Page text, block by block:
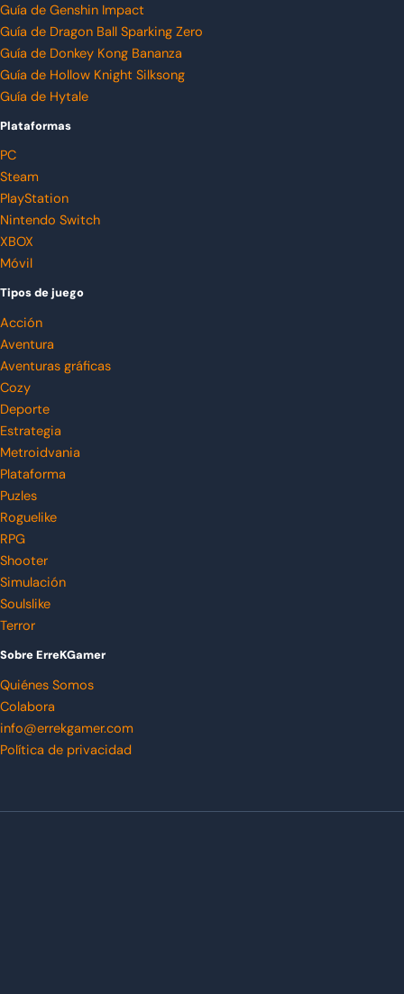
Guía de Genshin Impact
Guía de Dragon Ball Sparking Zero
Guía de Donkey Kong Bananza
Guía de Hollow Knight Silksong
Guía de Hytale
Plataformas
PC
Steam
PlayStation
Nintendo Switch
XBOX
Móvil
Tipos de juego
Acción
Aventura
Aventuras gráficas
Cozy
Deporte
Estrategia
Metroidvania
Plataforma
Puzles
Roguelike
RPG
Shooter
Simulación
Soulslike
Terror
Sobre ErreKGamer
Quiénes Somos
Colabora
info@errekgamer.com
Política de privacidad